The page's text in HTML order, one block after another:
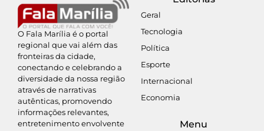
O Fala Marília é o portal
regional que vai além das
fronteiras da cidade,
conectando e celebrando a
diversidade da nossa região
através de narrativas
autênticas, promovendo
informações relevantes,
entretenimento envolvente
Geral
Tecnologia
Política
Esporte
Internacional
Economia
Menu